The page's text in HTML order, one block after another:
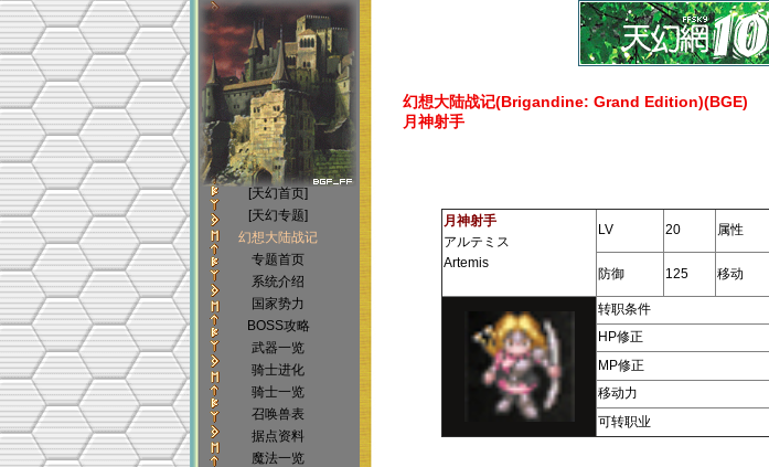
幻想大陆战记(Brigandine: Grand Edition)(BGE)
月神射手
月神射手
アルテミス
Artemis
LV 20 属性
防御 125 移动
转职条件
HP修正
MP修正
移动力
可转职业
[天幻首页]
[天幻专题]
幻想大陆战记
专题首页
系统介绍
国家势力
BOSS攻略
武器一览
骑士进化
骑士一览
召唤兽表
据点资料
魔法一览